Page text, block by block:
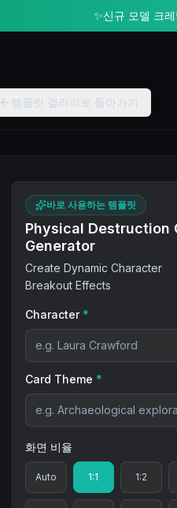
✨신규 모델 크
템플릿 갤러리로 돌아가기
바로 사용하는 템플릿
Physical Destruction
Generator
Create Dynamic Character
Breakout Effects
Character *
Card Theme *
화면 비율
Auto 1:1 1:2